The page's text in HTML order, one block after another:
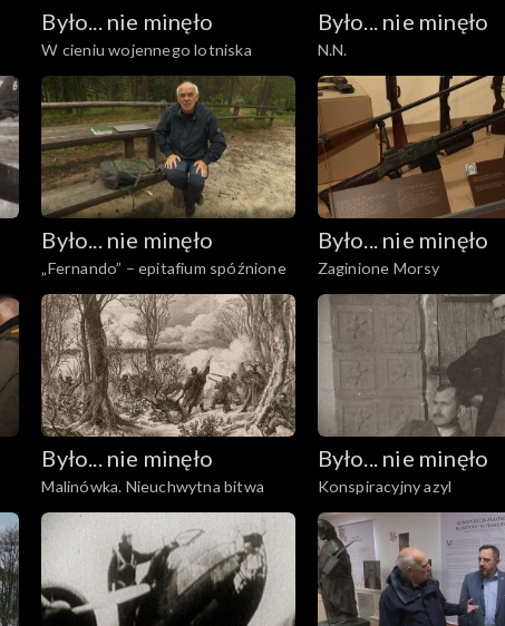
Było... nie minęło
W cieniu wojennego lotniska
Było... nie minęło
N.N.
Było... nie minęło
„Fernando” – epitafium spóźnione
Było... nie minęło
Zaginione Morsy
Było... nie minęło
Malinówka. Nieuchwytna bitwa
Było... nie minęło
Konspiracyjny azyl